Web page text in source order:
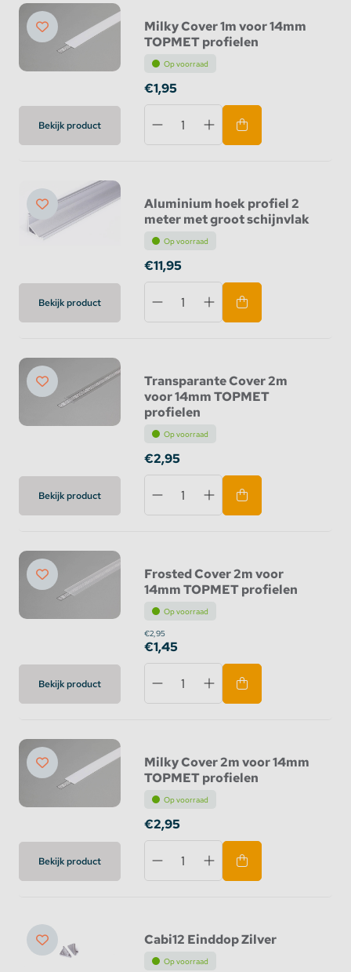
Bekijk product
Milky Cover 1m voor 14mm
TOPMET profielen
Op voorraad
€1,95
Bekijk product
Aluminium hoek profiel 2
meter met groot schijnvlak
Op voorraad
€11,95
Bekijk product
Transparante Cover 2m
voor 14mm TOPMET
profielen
Op voorraad
€2,95
Bekijk product
Frosted Cover 2m voor
14mm TOPMET profielen
Op voorraad
€2,95
€1,45
Bekijk product
Milky Cover 2m voor 14mm
TOPMET profielen
Op voorraad
€2,95
Cabi12 Einddop Zilver
Op voorraad